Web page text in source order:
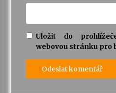
Uložit do
webovou stránku pro